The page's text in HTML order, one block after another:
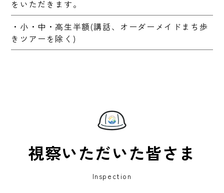
をいただきます。
・小・中・高生半額(講話、オーダーメイドまち歩
きツアーを除く)
視察いただいた皆さま
Inspection